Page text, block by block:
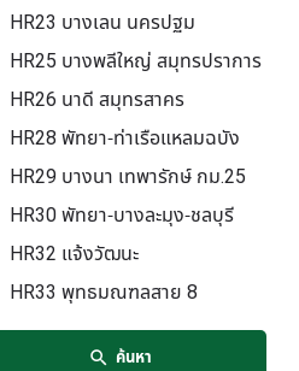
HR23 บางเลน นครปฐม
HR25 บางพลีใหญ่ สมุทรปราการ
HR26 นาดี สมุทรสาคร
HR28 พัทยา-ท่าเรือแหลมฉบัง
HR29 บางนา เทพารักษ์ กม.25
HR30 พัทยา-บางละมุง-ชลบุรี
HR32 แจ้งวัฒนะ
HR33 พุทธมณฑลสาย 8
ค้นหา